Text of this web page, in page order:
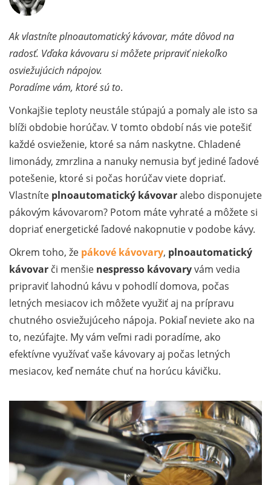
Ak vlastníte plnoautomatický kávovar, máte dôvod na
radosť. Vďaka kávovaru si môžete pripraviť niekoľko
osviežujúcich nápojov.
Poradíme vám, ktoré sú to.
Vonkajšie teploty neustále stúpajú a pomaly ale isto sa
blíži obdobie horúčav. V tomto období nás vie potešiť
každé osvieženie, ktoré sa nám naskytne. Chladené
limonády, zmrzlina a nanuky nemusia byť jediné ľadové
potešenie, ktoré si počas horúčav viete dopriať.
Vlastníte plnoautomatický kávovaralebo disponujete
pákovým kávovarom? Potom máte vyhraté a môžete si
dopriať energetické ľadové nakopnutie v podobe kávy.
Okrem toho, že pákové kávovary, plnoautomatický
kávovar či menšie nespresso kávovaryvám vedia
pripraviť lahodnú kávu v pohodlí domova, počas
letných mesiacov ich môžete využiť aj na prípravu
chutného osviežujúceho nápoja. Pokiaľ neviete ako na
to, nezúfajte. My vám veľmi radi poradíme, ako
efektívne využívať vaše kávovary aj počas letných
mesiacov, keď nemáte chuť na horúcu kávičku.